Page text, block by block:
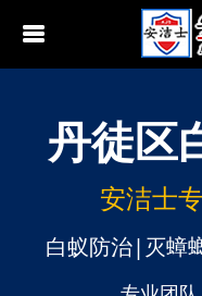
行业动态
南京白蚁防治
江阴白蚁防治
丹徒区
安洁士
白蚁防治|灭蟑